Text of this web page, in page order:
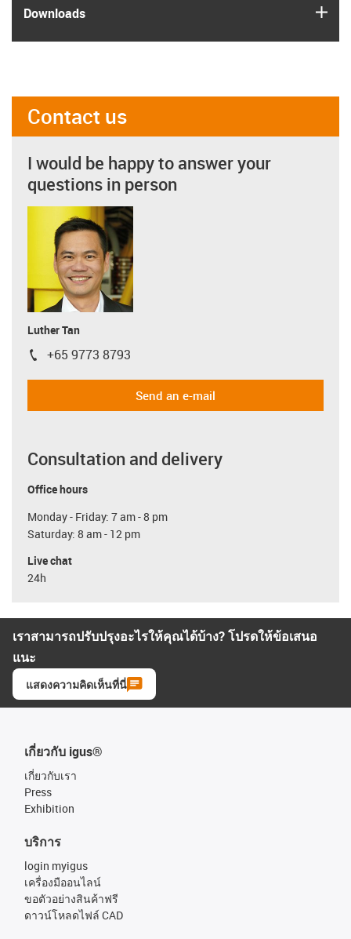
Downloads
Contact us
I would be happy to answer your
questions in person
Luther Tan
igus-icon-phone
+65 9773 8793
Send an e-mail
Consultation and delivery
Office hours
Monday - Friday: 7 am - 8 pm
Saturday: 8 am - 12 pm
Live chat
24h
เราสามารถปรับปรุงอะไรให้คุณได้บ้าง? โปรดให้ข้อเสนอ
แนะ
แสดงความคิดเห็นที่นี่
เกี่ยวกับ igus®
เกี่ยวกับเรา
Press
Exhibition
บริการ
login myigus
เครื่องมืออนไลน์
ขอตัวอย่างสินค้าฟรี
ดาวน์โหลดไฟล์ CAD